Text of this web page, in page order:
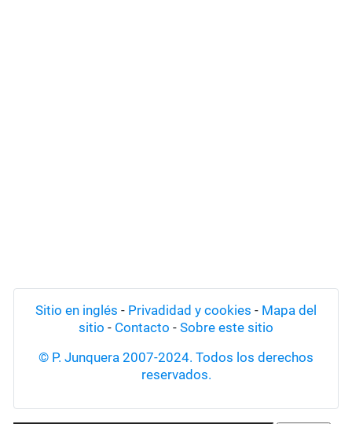
Sitio en inglés - Privadidad y cookies - Mapa del
sitio - Contacto - Sobre este sitio
© P. Junquera 2007-2024. Todos los derechos
reservados.